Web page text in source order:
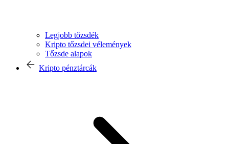
Legjobb tőzsdék
Kripto tőzsdei vélemények
Tőzsde alapok
Kripto pénztárcák